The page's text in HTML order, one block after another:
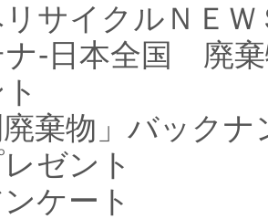
サイクルＮＥ
ナ-日本全国 廃
廃棄物」バック
ゼント
ケート